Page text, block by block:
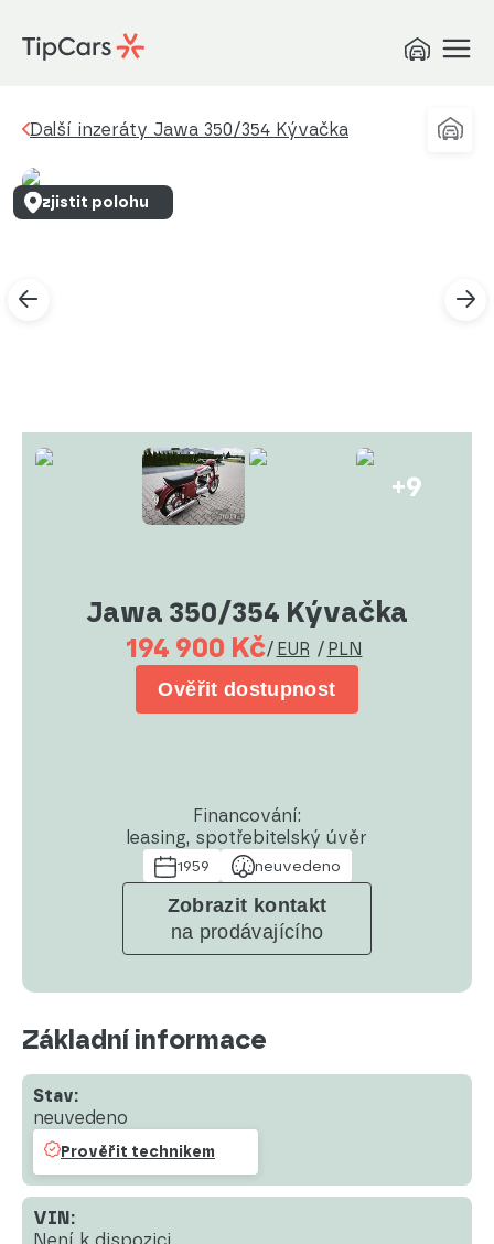
Další inzeráty Jawa 350/354 Kývačka
+9
Jawa 350/354 Kývačka
194 900 Kč/ EUR / PLN
Ověřit dostupnost
Financování:
leasing, spotřebitelský úvěr
1959 neuvedeno
Zobrazit kontakt
na prodávajícího
zjistit polohu
Základní informace
Stav:
neuvedeno
Prověřit technikem
VIN: